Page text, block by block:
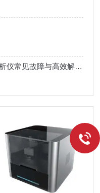
实战经验谈：核磁共振波谱分析仪常见故障与高效解决技巧